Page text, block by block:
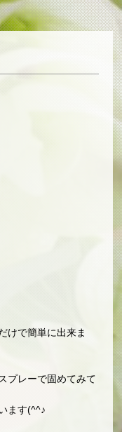
けで簡単に出来ま
プレーで固めてみて
ます(^^♪